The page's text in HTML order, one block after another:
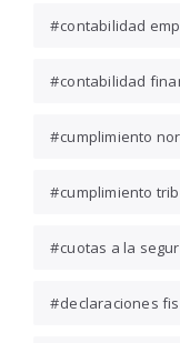
contabilidad
contabilidad
cumplimiento
cumplimiento
cuotas a la
declaraciones